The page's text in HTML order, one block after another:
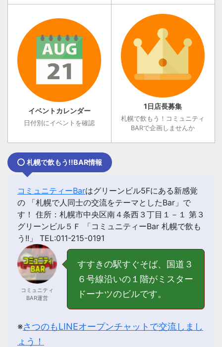
イベントカレンダー
日付別にイベントを確認
1日店長募集
札幌で飲もう！コミュニティ
BARで企画しませんか
札幌で飲もう!!BAR情報
コミュニティーBarはグリーンビル5Fにある新感覚
の 「札幌で人同士の交流をテーマとしたBar 」で
す！ 住所：札幌市中央区南４条西３丁目１－１ 第３
グリーンビル５Ｆ 「コミュニティーBar 札幌で飲も
う!!」 TEL:011-215-0191
コミュニティ
BAR運営
すすきの駅すぐそば、国道３
６号線沿いの１階がミスター
ドーナツのビルです。
※さつのもLINEオープンチャットで交流しまし
ょう！